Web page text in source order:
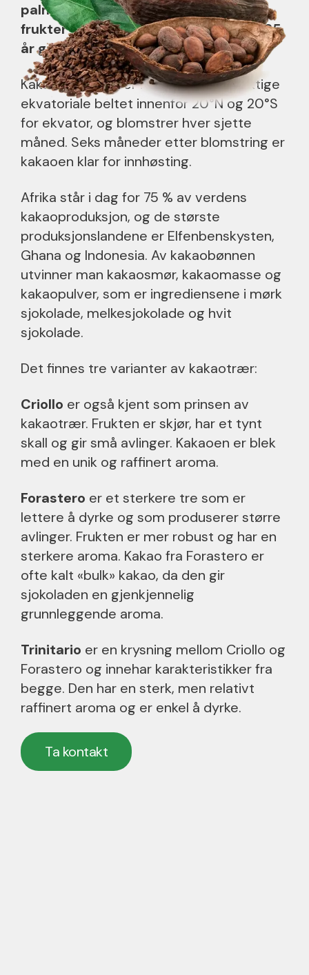
palmetrær. Trærne begynner å bære
frukter etter 5-6 år og frem til de er 25
år gamle.
Kakaotreet vokser i det varme og fuktige
ekvatoriale beltet innenfor 20°N og 20°S
for ekvator, og blomstrer hver sjette
måned. Seks måneder etter blomstring er
kakaoen klar for innhøsting.
Afrika står i dag for 75 % av verdens
kakaoproduksjon, og de største
produksjonslandene er Elfenbenskysten,
Ghana og Indonesia. Av kakaobønnen
utvinner man kakaosmør, kakaomasse og
kakaopulver, som er ingrediensene i mørk
sjokolade, melkesjokolade og hvit
sjokolade.
Det finnes tre varianter av kakaotrær:
Criollo er også kjent som prinsen av
kakaotrær. Frukten er skjør, har et tynt
skall og gir små avlinger. Kakaoen er blek
med en unik og raffinert aroma.
Forastero er et sterkere tre som er
lettere å dyrke og som produserer større
avlinger. Frukten er mer robust og har en
sterkere aroma. Kakao fra Forastero er
ofte kalt «bulk» kakao, da den gir
sjokoladen en gjenkjennelig
grunnleggende aroma.
Trinitario er en krysning mellom Criollo og
Forastero og innehar karakteristikker fra
begge. Den har en sterk, men relativt
raffinert aroma og er enkel å dyrke.
Ta kontakt